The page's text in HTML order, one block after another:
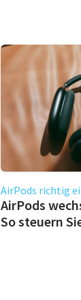
AirPods richtig
AirPods
So steuern